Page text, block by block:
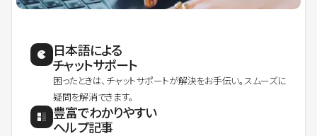
日本語による
チャットサポート
困ったときは、チャットサポートが解決をお手伝い。スムーズに
疑問を解消できます。
豊富でわかりやすい
ヘルプ記事